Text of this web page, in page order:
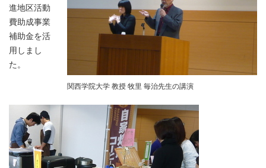
関西学院大学 教授 牧里 毎治先生の講演
進地区活動
費助成事業
補助金を活
用しまし
た。